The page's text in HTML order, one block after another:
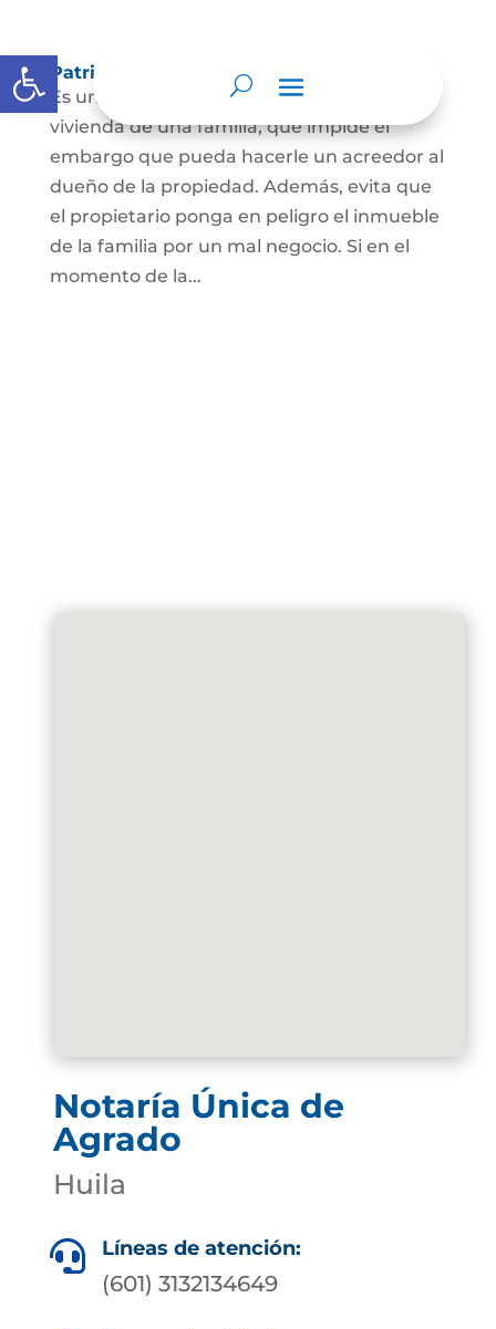
Abrir barra de herramientas
Patrimonio de familia inembargable
Es una clase especial de protección de la
vivienda de una familia, que impide el
embargo que pueda hacerle un acreedor al
dueño de la propiedad. Además, evita que
el propietario ponga en peligro el inmueble
de la familia por un mal negocio. Si en el
momento de la...
Notaría Única de
Agrado
Huila
 Líneas de atención:
(601) 3132134649